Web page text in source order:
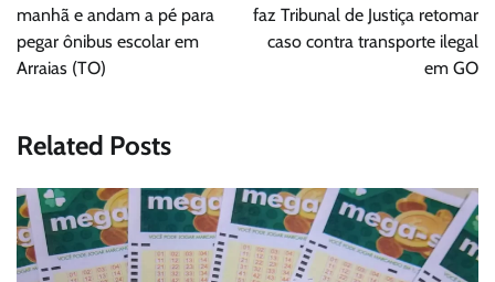
Post
manhã e andam a pé para
pegar ônibus escolar em
Arraias (TO)
faz Tribunal de Justiça retomar
caso contra transporte ilegal
em GO
Related Posts